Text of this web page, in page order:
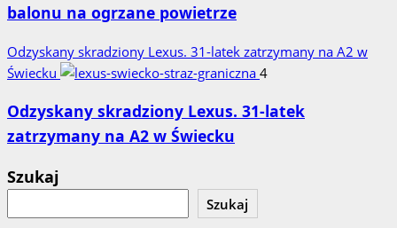
balonu na ogrzane powietrze
Odzyskany skradziony Lexus. 31‑latek zatrzymany na A2 w
Świecku
4
Odzyskany skradziony Lexus. 31‑latek
zatrzymany na A2 w Świecku
Szukaj
Szukaj